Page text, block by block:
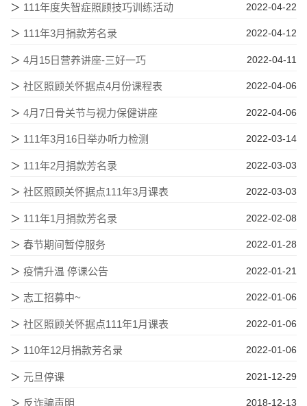
2022-04-22
＞ 111年度失智症照顾技巧训练活动
2022-04-12
＞ 111年3月捐款芳名录
2022-04-11
＞ 4月15日营养讲座-三好一巧
2022-04-06
＞ 社区照顾关怀据点4月份课程表
2022-04-06
＞ 4月7日骨关节与视力保健讲座
2022-03-14
＞ 111年3月16日举办听力检测
2022-03-03
＞ 111年2月捐款芳名录
2022-03-03
＞ 社区照顾关怀据点111年3月课表
2022-02-08
＞ 111年1月捐款芳名录
2022-01-28
＞ 春节期间暂停服务
2022-01-21
＞ 疫情升温 停课公告
2022-01-06
＞ 志工招募中~
2022-01-06
＞ 社区照顾关怀据点111年1月课表
2022-01-06
＞ 110年12月捐款芳名录
2021-12-29
＞ 元旦停课
2018-12-13
＞ 反诈骗声明